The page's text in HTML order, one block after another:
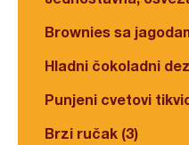
Brownies sa
Hladni čokoladni
Punjeni cvetovi
Brzi ručak (3)